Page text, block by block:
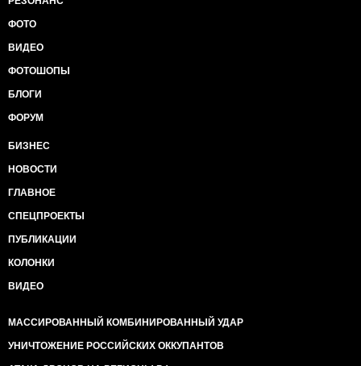
ФОТО
ВИДЕО
ФОТОШОПЫ
БЛОГИ
ФОРУМ
БИЗНЕС
НОВОСТИ
ГЛАВНОЕ
СПЕЦПРОЕКТЫ
ПУБЛИКАЦИИ
КОЛОНКИ
ВИДЕО
МАССИРОВАННЫЙ КОМБИНИРОВАННЫЙ УДАР
УНИЧТОЖЕНИЕ РОССИЙСКИХ ОККУПАНТОВ